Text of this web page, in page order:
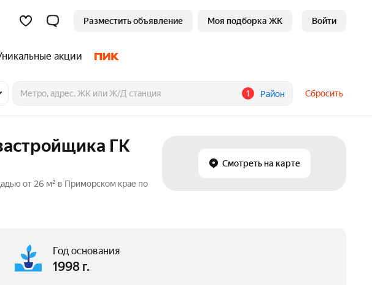
Разместить объявление Моя подборка ЖК Войти
акции
1 Район Сбросить
ГК
от 26 м² в Приморском крае по
Смотреть на карте
Год основания
1998 г.